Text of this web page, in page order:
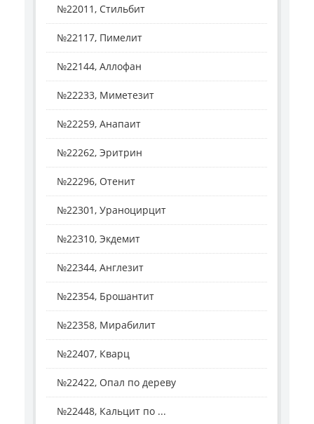
№22011, Стильбит
№22117, Пимелит
№22144, Аллофан
№22233, Миметезит
№22259, Анапаит
№22262, Эритрин
№22296, Отенит
№22301, Ураноцирцит
№22310, Экдемит
№22344, Англезит
№22354, Брошантит
№22358, Мирабилит
№22407, Кварц
№22422, Опал по дереву
№22448, Кальцит по ...